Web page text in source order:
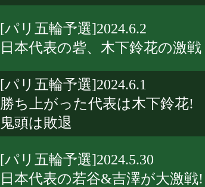
[パリ五輪予選]2024.6.2
日本代表の砦、木下鈴花の激戦
[パリ五輪予選]2024.6.1
勝ち上がった代表は木下鈴花!
鬼頭は敗退
[パリ五輪予選]2024.5.30
日本代表の若谷&吉澤が大激戦!